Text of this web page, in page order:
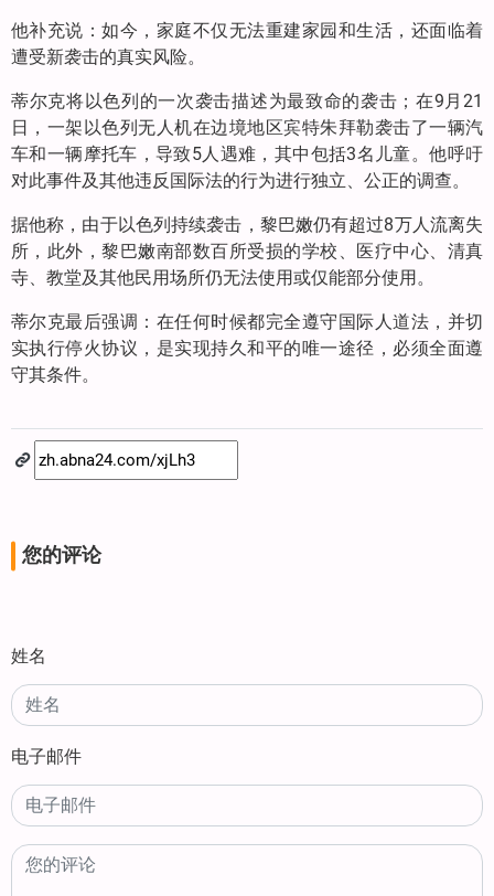
他补充说：如今，家庭不仅无法重建家园和生活，还面临着
遭受新袭击的真实风险。
蒂尔克将以色列的一次袭击描述为最致命的袭击；在9月21
日，一架以色列无人机在边境地区宾特朱拜勒袭击了一辆汽
车和一辆摩托车，导致5人遇难，其中包括3名儿童。他呼吁
对此事件及其他违反国际法的行为进行独立、公正的调查。
据他称，由于以色列持续袭击，黎巴嫩仍有超过8万人流离失
所，此外，黎巴嫩南部数百所受损的学校、医疗中心、清真
寺、教堂及其他民用场所仍无法使用或仅能部分使用。
蒂尔克最后强调：在任何时候都完全遵守国际人道法，并切
实执行停火协议，是实现持久和平的唯一途径，必须全面遵
守其条件。
您的评论
姓名
电子邮件